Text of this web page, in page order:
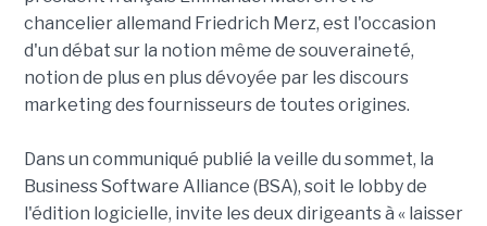
chancelier allemand Friedrich Merz, est l'occasion
d'un débat sur la notion même de souveraineté,
notion de plus en plus dévoyée par les discours
marketing des fournisseurs de toutes origines.
Dans un communiqué publié la veille du sommet, la
Business Software Alliance (BSA), soit le lobby de
l'édition logicielle, invite les deux dirigeants à « laisser